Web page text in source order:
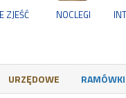
ZJEŚĆ NOCLEGI
URZĘDOWE RAMÓWKI